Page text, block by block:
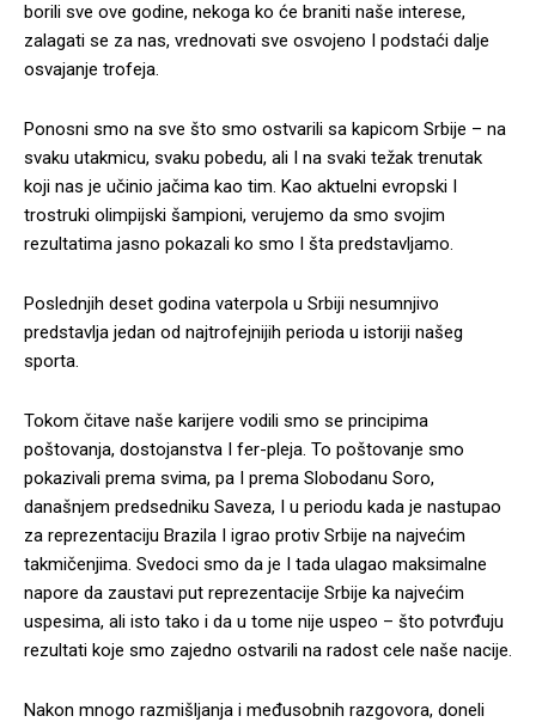
borili sve ove godine, nekoga ko će braniti naše interese,
zalagati se za nas, vrednovati sve osvojeno I podstaći dalje
osvajanje trofeja.
Ponosni smo na sve što smo ostvarili sa kapicom Srbije – na
svaku utakmicu, svaku pobedu, ali I na svaki težak trenutak
koji nas je učinio jačima kao tim. Kao aktuelni evropski I
trostruki olimpijski šampioni, verujemo da smo svojim
rezultatima jasno pokazali ko smo I šta predstavljamo.
Poslednjih deset godina vaterpola u Srbiji nesumnjivo
predstavlja jedan od najtrofejnijih perioda u istoriji našeg
sporta.
Tokom čitave naše karijere vodili smo se principima
poštovanja, dostojanstva I fer-pleja. To poštovanje smo
pokazivali prema svima, pa I prema Slobodanu Soro,
današnjem predsedniku Saveza, I u periodu kada je nastupao
za reprezentaciju Brazila I igrao protiv Srbije na najvećim
takmičenjima. Svedoci smo da je I tada ulagao maksimalne
napore da zaustavi put reprezentacije Srbije ka najvećim
uspesima, ali isto tako i da u tome nije uspeo – što potvrđuju
rezultati koje smo zajedno ostvarili na radost cele naše nacije.
Nakon mnogo razmišljanja i međusobnih razgovora, doneli